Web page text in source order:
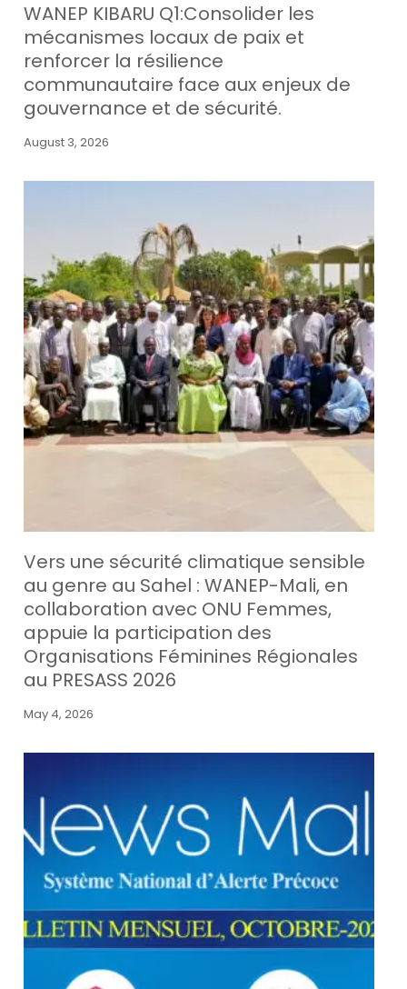
WANEP KIBARU Q1:Consolider les
mécanismes locaux de paix et
renforcer la résilience
communautaire face aux enjeux de
gouvernance et de sécurité.
August 3, 2026
Vers une sécurité climatique sensible
au genre au Sahel : WANEP-Mali, en
collaboration avec ONU Femmes,
appuie la participation des
Organisations Féminines Régionales
au PRESASS 2026
May 4, 2026